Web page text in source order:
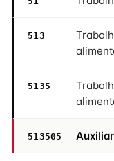
513
5135
513505